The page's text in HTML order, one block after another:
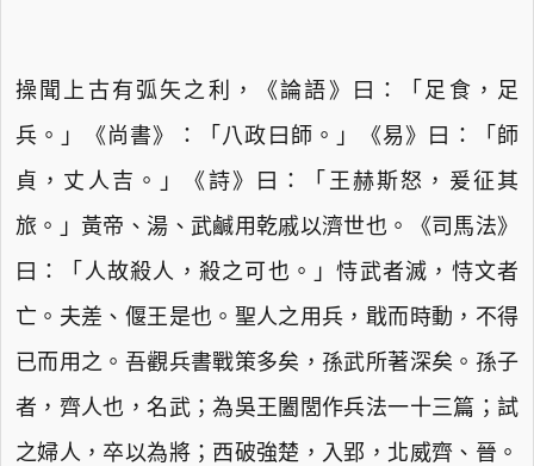
操聞上古有弧矢之利，《論語》曰：「足食，足
兵。」《尚書》：「八政曰師。」《易》曰：「師
貞，丈人吉。」《詩》曰：「王赫斯怒，爰征其
旅。」黃帝、湯、武鹹用乾戚以濟世也。《司馬法》
曰：「人故殺人，殺之可也。」恃武者滅，恃文者
亡。夫差、偃王是也。聖人之用兵，戢而時動，不得
已而用之。吾觀兵書戰策多矣，孫武所著深矣。孫子
者，齊人也，名武；為吳王闔閭作兵法一十三篇；試
之婦人，卒以為將；西破強楚，入郢，北威齊、晉。